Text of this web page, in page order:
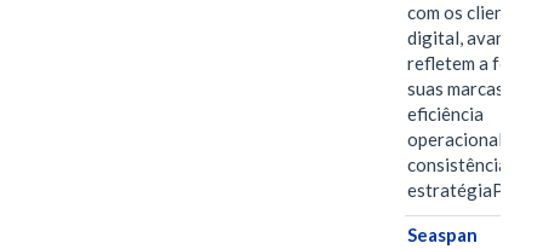
com os clientes
digital, avanços
refletem a força
suas marcas, a
eficiência
operacional e a
consistência de
Seaspan